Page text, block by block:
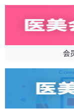
会